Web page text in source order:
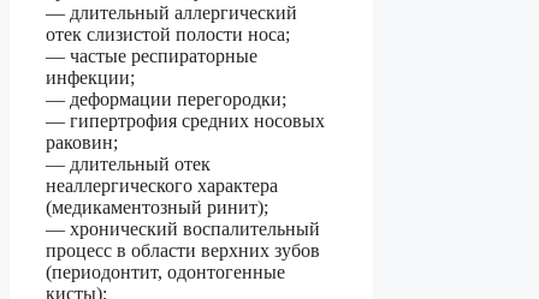
— длительный аллергический
отек слизистой полости носа;
— частые респираторные
инфекции;
— деформации перегородки;
— гипертрофия средних носовых
раковин;
— длительный отек
неаллергического характера
(медикаментозный ринит);
— хронический воспалительный
процесс в области верхних зубов
(периодонтит, одонтогенные
кисты);